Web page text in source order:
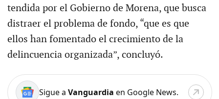
tendida por el Gobierno de Morena, que busca
distraer el problema de fondo, “que es que
ellos han fomentado el crecimiento de la
delincuencia organizada”, concluyó.
Sigue a Vanguardia en Google News.